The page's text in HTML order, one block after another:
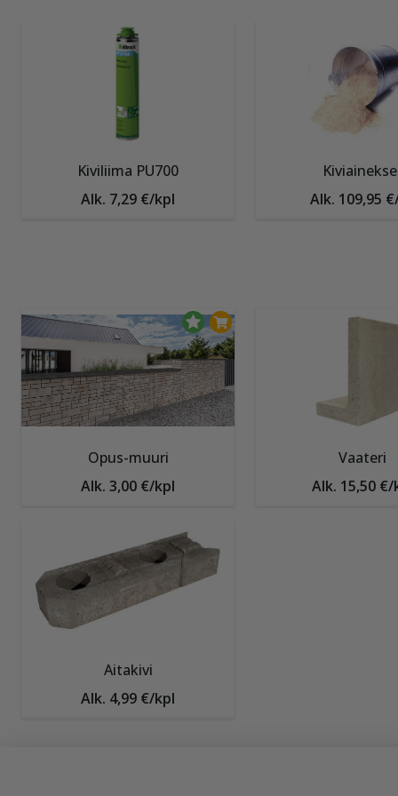
Kiviliima PU700
Alk. 7,29 €/kpl
Alk. 109,95
Opus-muuri
Alk. 3,00 €/kpl
Vaateri
Alk. 15,50 €/
Aitakivi
Alk. 4,99 €/kpl